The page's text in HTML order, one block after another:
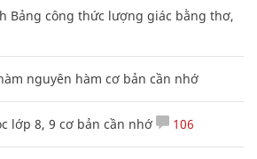
Bảng công thức lượng giác bằng thơ,
nguyên hàm cơ bản cần nhớ
lớp 8, 9 cơ bản cần nhớ 106